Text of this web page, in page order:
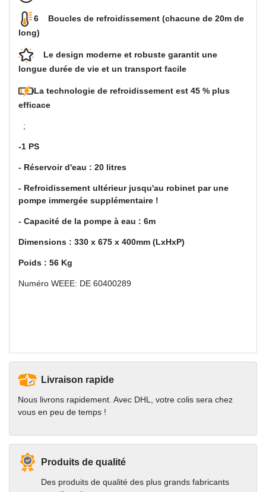
6 Boucles de refroidissement (chacune de 20m de
long)
Le design moderne et robuste garantit une
longue durée de vie et un transport facile
La technologie de refroidissement est 45 % plus
efficace
;
-1 PS
- Réservoir d'eau : 20 litres
- Refroidissement ultérieur jusqu'au robinet par une
pompe immergée supplémentaire !
- Capacité de la pompe à eau : 6m
Dimensions : 330 x 675 x 400mm (LxHxP)
Poids : 56 Kg
Numéro WEEE: DE 60400289
Livraison rapide
Nous livrons rapidement. Avec DHL, votre colis sera chez
vous en peu de temps !
Produits de qualité
Des produits de qualité des plus grands fabricants